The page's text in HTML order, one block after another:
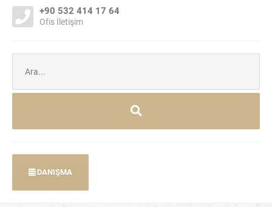
+90 532 414 17 64
Ofis İletişim
ara:
DANIŞMA